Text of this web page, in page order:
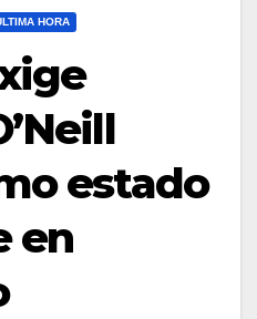
HORA
estado
en